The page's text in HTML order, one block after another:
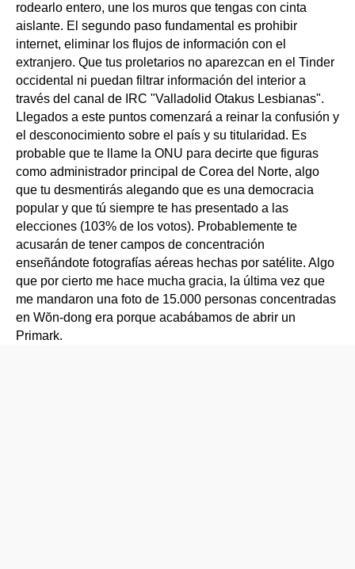
rodearlo entero, une los muros que tengas con cinta
aislante. El segundo paso fundamental es prohibir
internet, eliminar los flujos de información con el
extranjero. Que tus proletarios no aparezcan en el Tinder
occidental ni puedan filtrar información del interior a
través del canal de IRC "Valladolid Otakus Lesbianas".
Llegados a este puntos comenzará a reinar la confusión y
el desconocimiento sobre el país y su titularidad. Es
probable que te llame la ONU para decirte que figuras
como administrador principal de Corea del Norte, algo
que tu desmentirás alegando que es una democracia
popular y que tú siempre te has presentado a las
elecciones (103% de los votos). Probablemente te
acusarán de tener campos de concentración
enseñándote fotografías aéreas hechas por satélite. Algo
que por cierto me hace mucha gracia, la última vez que
me mandaron una foto de 15.000 personas concentradas
en Wŏn-dong era porque acabábamos de abrir un
Primark.